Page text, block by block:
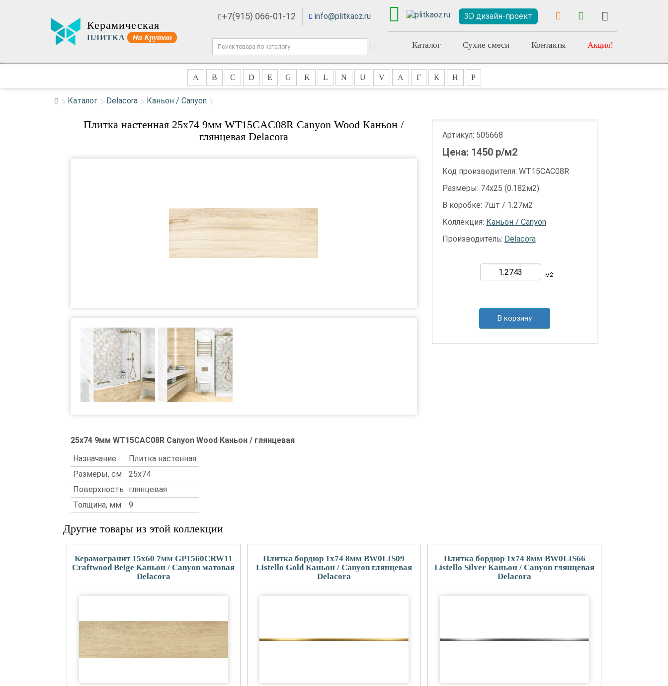
Керамическая
ПЛИТКА На Крутом
+7(915) 066-01-12 info@plitkaoz.ru 3D дизайн-проект
Каталог Сухие смеси Контакты Акция!
A B C D E G K L N U V А Г К Н Р
Каталог Delacora Каньон / Canyon
Плитка настенная 25x74 9мм WT15CAC08R Canyon Wood Каньон /
глянцевая Delacora
25x74 9мм WT15CAC08R Canyon Wood Каньон / глянцевая
Назначание
Плитка настенная
Размеры, см
25x74
Поверхность
глянцевая
Толщина, мм
9
Артикул: 505668
Цена: 1450р/м2
Код производителя: WT15CAC08R
Размеры: 74х25 (0.182м2)
В коробке: 7шт / 1.27м2
Коллекция: Каньон / Canyon
Производитель: Delacora
м2
В корзину
Другие товары из этой коллекции
Керамогранит 15x60 7мм GP1560CRW11
Craftwood Beige Каньон / Canyon матовая
Delacora
Плитка бордюр 1x74 8мм BW0LIS09
Listello Gold Каньон / Canyon глянцевая
Delacora
Плитка бордюр 1x74 8мм BW0LIS66
Listello Silver Каньон / Canyon глянцевая
Delacora